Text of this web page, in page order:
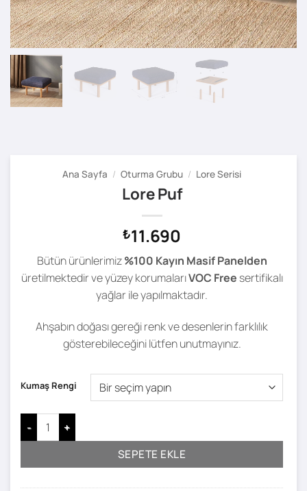
Ana Sayfa / Oturma Grubu / Lore Serisi
Lore Puf
₺11.690
Bütün ürünlerimiz%100 Kayın Masif Panelden
üretilmektedir ve yüzey korumalarıVOC Free sertifikalı
yağlar ile yapılmaktadır.
Ahşabın doğası gereği renk ve desenlerin farklılık
gösterebileceğini lütfen unutmayınız.
Kumaş Rengi
Lore Puf adet
SEPETE EKLE